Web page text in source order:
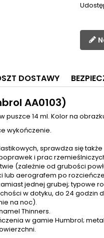
DOSTAWY
AA0103)
puszce 14 ml. Kolor na
wykończenie.
sprawdza się
i prac
(zależnie od grubości
lub aerografem po
jednej grubej; typowe
w dotyku, do 24
na noc).
Thinners.
w gamie Humbrol;